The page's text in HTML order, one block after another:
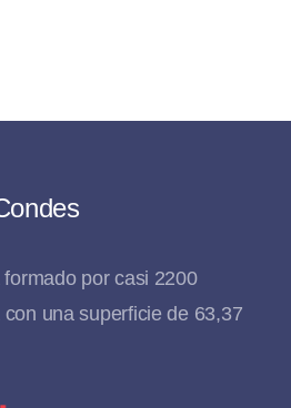
por casi 2200
una superficie de 63,37